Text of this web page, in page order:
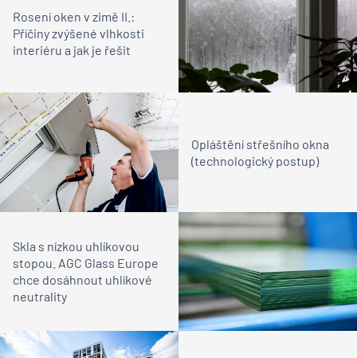
Rosení oken v zimě II.:
Příčiny zvýšené vlhkosti
interiéru a jak je řešit
Opláštění střešního okna
(technologický postup)
Skla s nízkou uhlíkovou
stopou. AGC Glass Europe
chce dosáhnout uhlíkové
neutrality